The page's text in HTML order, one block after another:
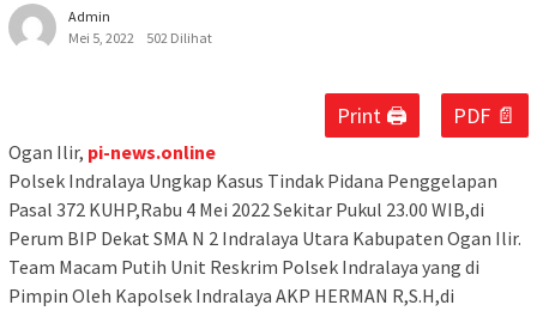
Admin
Mei 5, 2022
502 Dilihat
Print 🖨 PDF 📄
Ogan Ilir, pi-news.online
Polsek Indralaya Ungkap Kasus Tindak Pidana Penggelapan
Pasal 372 KUHP,Rabu 4 Mei 2022 Sekitar Pukul 23.00 WIB,di
Perum BIP Dekat SMA N 2 Indralaya Utara Kabupaten Ogan Ilir.
Team Macam Putih Unit Reskrim Polsek Indralaya yang di
Pimpin Oleh Kapolsek Indralaya AKP HERMAN R,S.H,di